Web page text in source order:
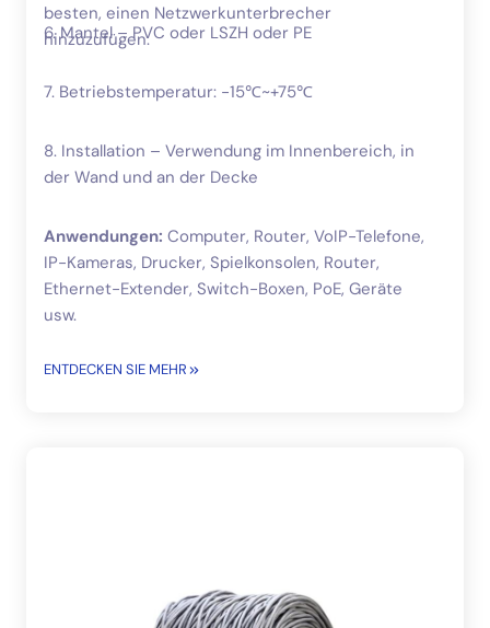
besten, einen Netzwerkunterbrecher
hinzuzufügen.
6. Mantel – PVC oder LSZH oder PE
7. Betriebstemperatur: -15℃~+75℃
8. Installation – Verwendung im Innenbereich, in
der Wand und an der Decke
Anwendungen: Computer, Router, VoIP-Telefone,
IP-Kameras, Drucker, Spielkonsolen, Router,
Ethernet-Extender, Switch-Boxen, PoE, Geräte
usw.
ENTDECKEN SIE MEHR